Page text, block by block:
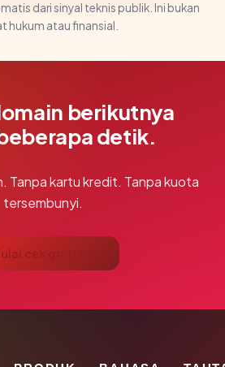
dari sinyal teknis publik. Ini bukan
hukum atau finansial.
berikutnya
detik.
Tanpa kartu kredit. Tanpa kuota
tersembunyi.
cek gratis →